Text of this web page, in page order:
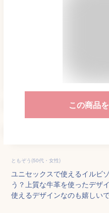
この商品
ともぞう(50代・女性)
ユニセックスで使えるイルビ
う？上質な牛革を使ったデザ
使えるデザインなのも嬉しい